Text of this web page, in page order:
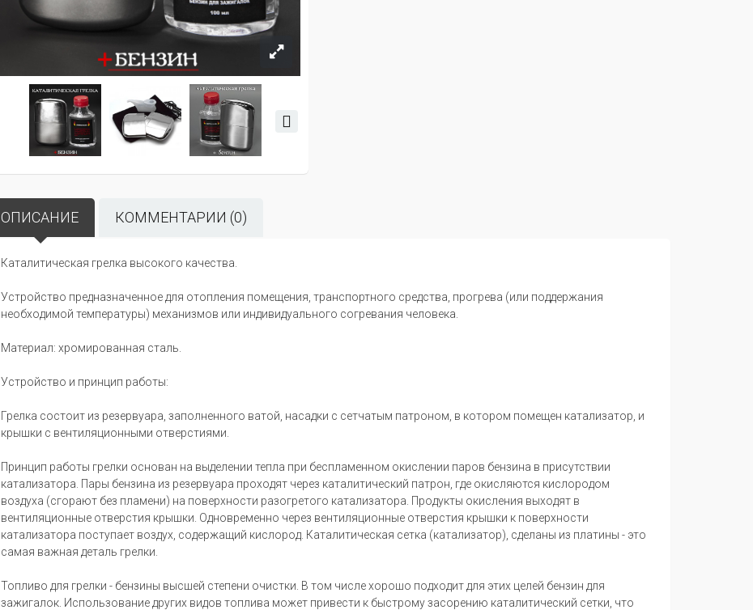
ОПИСАНИЕ КОММЕНТАРИИ (0)
Каталитическая грелка высокого качества.
Устройство предназначенное для отопления помещения, транспортного средства, прогрева (или поддержания
необходимой температуры) механизмов или индивидуального согревания человека.
Материал: хромированная сталь.
Устройство и принцип работы:
Грелка состоит из резервуара, заполненного ватой, насадки с сетчатым патроном, в котором помещен катализатор, и
крышки с вентиляционными отверстиями.
Принцип работы грелки основан на выделении тепла при беспламенном окислении паров бензина в присутствии
катализатора. Пары бензина из резервуара проходят через каталитический патрон, где окисляются кислородом
воздуха (сгорают без пламени) на поверхности разогретого катализатора. Продукты окисления выходят в
вентиляционные отверстия крышки. Одновременно через вентиляционные отверстия крышки к поверхности
катализатора поступает воздух, содержащий кислород. Каталитическая сетка (катализатор), сделаны из платины - это
самая важная деталь грелки.
Топливо для грелки - бензины высшей степени очистки. В том числе хорошо подходит для этих целей бензин для
зажигалок. Использование других видов топлива может привести к быстрому засорению каталитический сетки, что